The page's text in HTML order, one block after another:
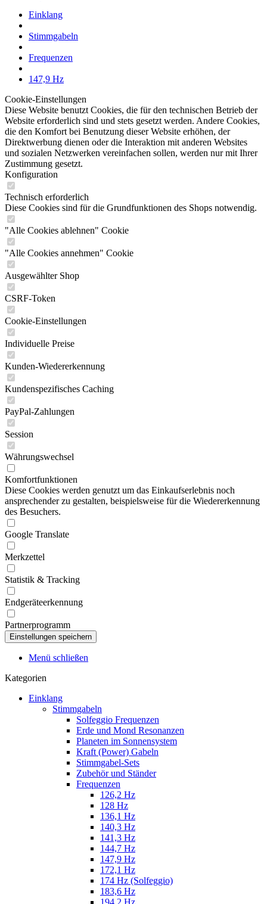
Einklang
Stimmgabeln
Frequenzen
147,9 Hz
Cookie-Einstellungen
Diese Website benutzt Cookies, die für den technischen Betrieb der
Website erforderlich sind und stets gesetzt werden. Andere Cookies,
die den Komfort bei Benutzung dieser Website erhöhen, der
Direktwerbung dienen oder die Interaktion mit anderen Websites
und sozialen Netzwerken vereinfachen sollen, werden nur mit Ihrer
Zustimmung gesetzt.
Konfiguration
Technisch erforderlich
Diese Cookies sind für die Grundfunktionen des Shops notwendig.
"Alle Cookies ablehnen" Cookie
"Alle Cookies annehmen" Cookie
Ausgewählter Shop
CSRF-Token
Cookie-Einstellungen
Individuelle Preise
Kunden-Wiedererkennung
Kundenspezifisches Caching
PayPal-Zahlungen
Session
Währungswechsel
Komfortfunktionen
Diese Cookies werden genutzt um das Einkaufserlebnis noch
ansprechender zu gestalten, beispielsweise für die Wiedererkennung
des Besuchers.
Google Translate
Merkzettel
Statistik & Tracking
Endgeräteerkennung
Partnerprogramm
Menü schließen
Kategorien
Einklang
Stimmgabeln
Solfeggio Frequenzen
Erde und Mond Resonanzen
Planeten im Sonnensystem
Kraft (Power) Gabeln
Stimmgabel-Sets
Zubehör und Ständer
Frequenzen
126,2 Hz
128 Hz
136,1 Hz
140,3 Hz
141,3 Hz
144,7 Hz
147,9 Hz
172,1 Hz
174 Hz (Solfeggio)
183,6 Hz
194,2 Hz